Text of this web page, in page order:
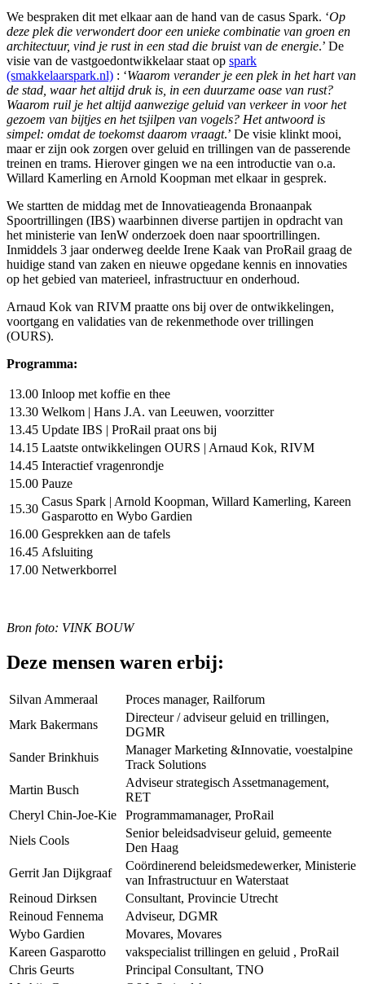
We bespraken dit met elkaar aan de hand van de casus Spark. ‘Op
deze plek die verwondert door een unieke combinatie van groen en
architectuur, vind je rust in een stad die bruist van de energie.’ De
visie van de vastgoedontwikkelaar staat op spark
(smakkelaarspark.nl) : ‘Waarom verander je een plek in het hart van
de stad, waar het altijd druk is, in een duurzame oase van rust?
Waarom ruil je het altijd aanwezige geluid van verkeer in voor het
gezoem van bijtjes en het tsjilpen van vogels? Het antwoord is
simpel: omdat de toekomst daarom vraagt.’ De visie klinkt mooi,
maar er zijn ook zorgen over geluid en trillingen van de passerende
treinen en trams. Hierover gingen we na een introductie van o.a.
Willard Kamerling en Arnold Koopman met elkaar in gesprek.
We startten de middag met de Innovatieagenda Bronaanpak
Spoortrillingen (IBS) waarbinnen diverse partijen in opdracht van
het ministerie van IenW onderzoek doen naar spoortrillingen.
Inmiddels 3 jaar onderweg deelde Irene Kaak van ProRail graag de
huidige stand van zaken en nieuwe opgedane kennis en innovaties
op het gebied van materieel, infrastructuur en onderhoud.
Arnaud Kok van RIVM praatte ons bij over de ontwikkelingen,
voortgang en validaties van de rekenmethode over trillingen
(OURS).
Programma:
13.00 Inloop met koffie en thee
13.30 Welkom | Hans J.A. van Leeuwen, voorzitter
13.45 Update IBS | ProRail praat ons bij
14.15 Laatste ontwikkelingen OURS | Arnaud Kok, RIVM
14.45 Interactief vragenrondje
15.00 Pauze
15.30
Casus Spark | Arnold Koopman, Willard Kamerling, Kareen
Gasparotto en Wybo Gardien
16.00 Gesprekken aan de tafels
16.45 Afsluiting
17.00 Netwerkborrel
Bron foto: VINK BOUW
Deze mensen waren erbij:
Silvan Ammeraal
Proces manager, Railforum
Mark Bakermans
Directeur / adviseur geluid en trillingen,
DGMR
Sander Brinkhuis
Manager Marketing &Innovatie, voestalpine
Track Solutions
Martin Busch
Adviseur strategisch Assetmanagement,
RET
Cheryl Chin-Joe-Kie
Programmamanager, ProRail
Niels Cools
Senior beleidsadviseur geluid, gemeente
Den Haag
Gerrit Jan Dijkgraaf
Coördinerend beleidsmedewerker, Ministerie
van Infrastructuur en Waterstaat
Reinoud Dirksen
Consultant, Provincie Utrecht
Reinoud Fennema
Adviseur, DGMR
Wybo Gardien
Movares, Movares
Kareen Gasparotto
vakspecialist trillingen en geluid , ProRail
Chris Geurts
Principal Consultant, TNO